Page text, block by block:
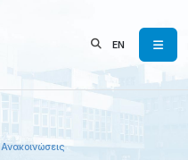
EN
Ανακοινώσεις